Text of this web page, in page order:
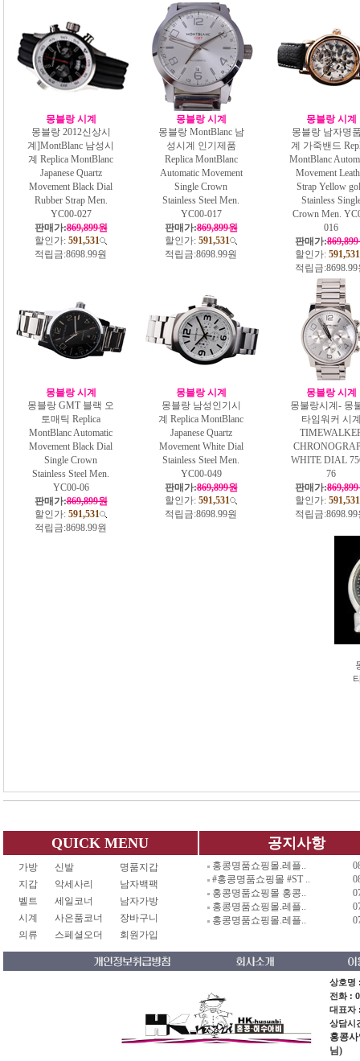
몽블랑 시계
몽블랑 2012신상시
계]MontBlanc 남성시
계 Replica MontBlanc
Japanese Quartz
Movement Black Dial
Rubber Strap Men.
YC00-027
판매가:869,899원
할인가: 591,531
적립금:8698.99원
몽블랑 시계
몽블랑 MontBlanc 남
성시계 인기제품
Replica MontBlanc
Automatic Movement
Single Crown
Stainless Steel Men.
YC00-017
판매가:869,899원
할인가: 591,531
적립금:8698.99원
몽블랑 시계
몽블랑 남자명
계 가죽밴드
MontBlanc
Movement
Strap Yellow
Stainless
Crown Men.
016
판매가:
할인가: 591,531
적립금:
몽블랑 시계
몽블랑 GMT 블랙 오
토매틱 Replica
MontBlanc Automatic
Movement Black Dial
Single Crown
Stainless Steel Men.
YC00-06
판매가:869,899원
할인가: 591,531
적립금:8698.99원
몽블랑 시계
몽블랑 남성인기시
계 Replica MontBlanc
Japanese Quartz
Movement White Dial
Stainless Steel Men.
YC00-049
판매가:869,899원
할인가: 591,531
적립금:8698.99원
몽블랑 시계
몽불랑시계- 몽
타임워커 시
WHITE DIAL
76
판매가:
할인가: 591,531
적립금:
QUICK MENU
가방 신발
명품지갑
지갑
악세사리
남자백팩
벨트
세일코너
남자가방
시계
사은품코너
장바구니
의류
스페셜오더 회원가입
공지사항
홍콩명품쇼핑몰.레플..
#홍콩명품쇼핑몰 #ST ..
홍콩명품쇼핑몰 홍콩..
홍콩명품쇼핑몰.레플..
홍콩명품쇼핑몰.레플..
상호명
전화 :
대표자
상담시
홍콩
님)